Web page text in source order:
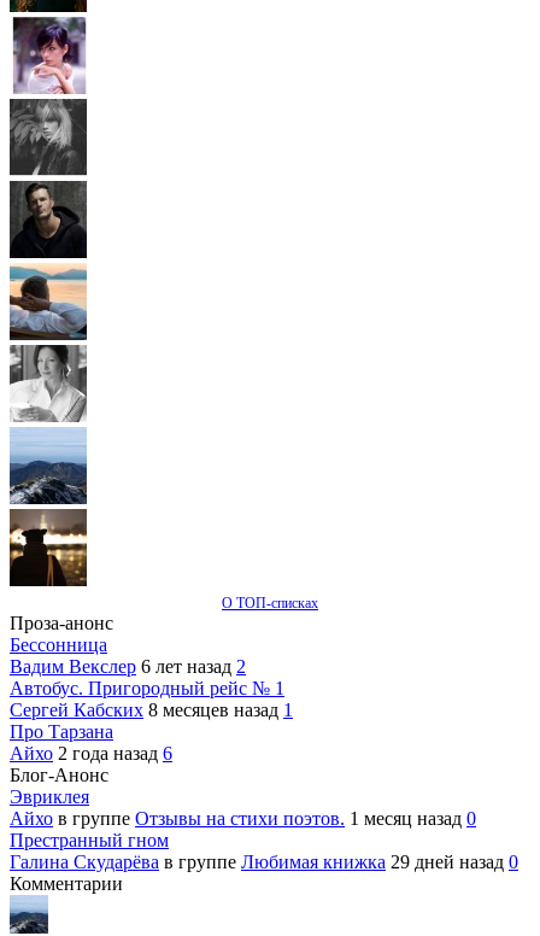
О ТОП-списках
Проза-анонс
Бессонница
Вадим Векслер 6 лет назад 2
Автобус. Пригородный рейс № 1
Сергей Кабских 8 месяцев назад 1
Про Тарзана
Айхо 2 года назад 6
Блог-Анонс
Эвриклея
Айхо в группе Отзывы на стихи поэтов. 1 месяц назад 0
Престранный гном
Галина Скударёва в группе Любимая книжка 29 дней назад 0
Комментарии